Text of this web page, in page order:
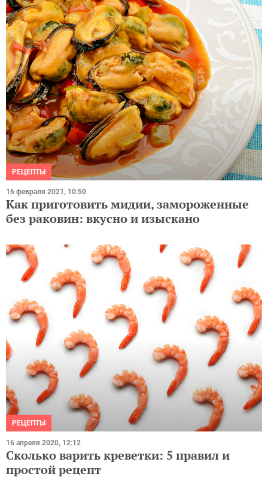
РЕЦЕПТЫ
16 февраля 2021, 10:50
Как приготовить мидии, замороженные
без раковин: вкусно и изыскано
РЕЦЕПТЫ
16 апреля 2020, 12:12
Сколько варить креветки: 5 правил и
простой рецепт